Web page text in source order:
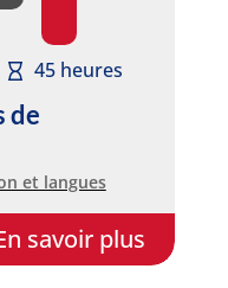
45 heures
de
et langues
savoir plus